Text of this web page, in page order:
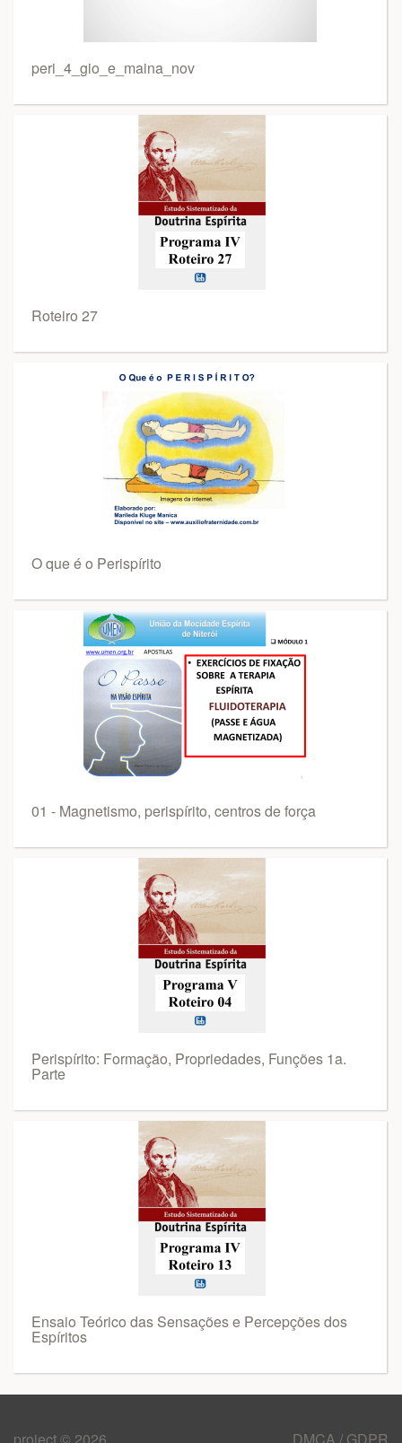
peri_4_gio_e_maina_nov
Roteiro 27
O que é o Perispírito
01 - Magnetismo, perispírito, centros de força
Perispírito: Formação, Propriedades, Funções 1a.
Parte
Ensaio Teórico das Sensações e Percepções dos
Espíritos